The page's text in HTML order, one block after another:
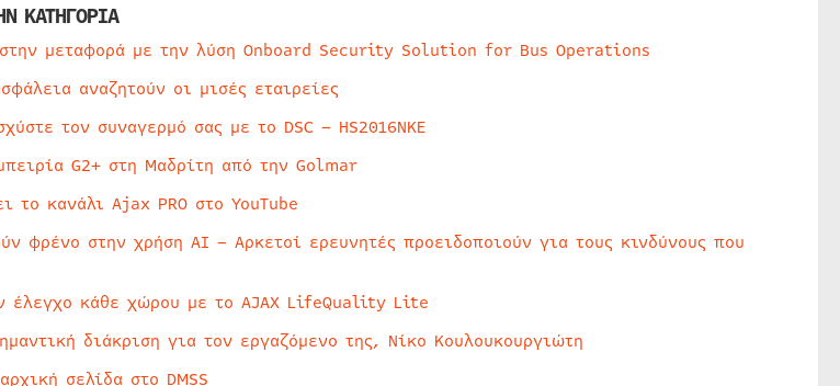
ΚΑΤΗΓΟΡΙΑ
μεταφορά με την λύση Onboard Security Solution for Bus Operations
αναζητούν οι μισές εταιρείες
τον συναγερμό σας με το DSC – HS2016NKE
G2+ στη Μαδρίτη από την Golmar
το κανάλι Ajax PRO στο YouTube
φρένο στην χρήση AI – Αρκετοί ερευνητές προειδοποιούν για τους κινδύνους που
έλεγχο κάθε χώρου με το AJAX LifeQuality Lite
διάκριση για τον εργαζόμενο της, Νίκο Κουλουκουργιώτη
σελίδα στο DMSS